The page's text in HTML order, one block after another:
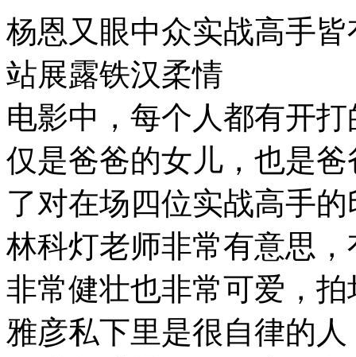
杨恩又眼中众实战高手
站展露铁汉柔情
电影中，每个人都有开
仅是爸爸的女儿，也是
了对在场四位实战高手
林科灯老师非常有意思
非常健壮也非常可爱，
雅彦私下里是很自律的